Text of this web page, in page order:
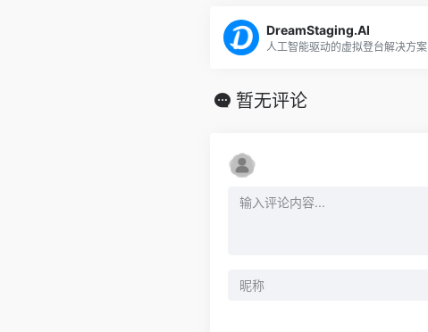
DreamStaging.AI
人工智能驱动的虚拟登台解决方案
暂无评论